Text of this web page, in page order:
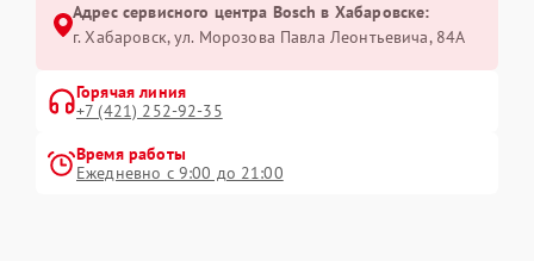
Адрес сервисного центра Bosch в Хабаровске:
г. Хабаровск, ул. Морозова Павла Леонтьевича, 84А
Горячая линия
+7 (421) 252-92-35
Время работы
Ежедневно с 9:00 до 21:00